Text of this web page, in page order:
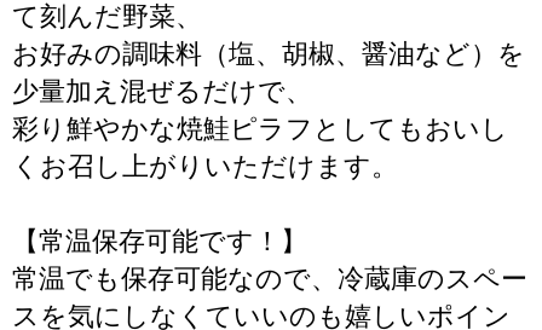
て刻んだ野菜、
お好みの調味料（塩、胡椒、醤油など）を
少量加え混ぜるだけで、
彩り鮮やかな焼鮭ピラフとしてもおいし
くお召し上がりいただけます。
【常温保存可能です！】
常温でも保存可能なので、冷蔵庫のスペー
スを気にしなくていいのも嬉しいポイン